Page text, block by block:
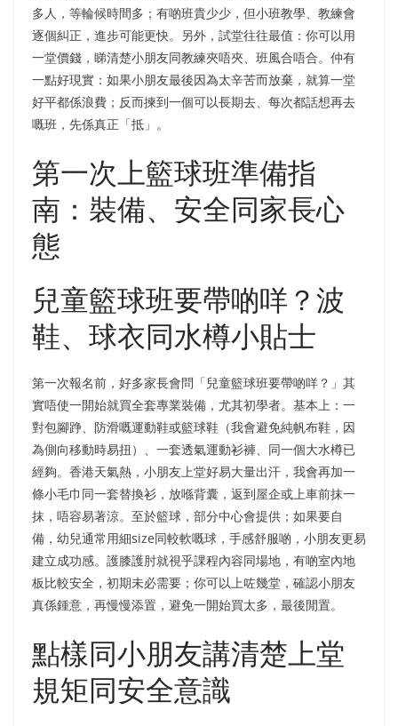
多人，等輪候時間多；有啲班貴少少，但小班教學、教練會
逐個糾正，進步可能更快。另外，試堂往往最值：你可以用
一堂價錢，睇清楚小朋友同教練夾唔夾、班風合唔合。仲有
一點好現實：如果小朋友最後因為太辛苦而放棄，就算一堂
好平都係浪費；反而揀到一個可以長期去、每次都話想再去
嘅班，先係真正「抵」。
第一次上籃球班準備指
南：裝備、安全同家長心
態
兒童籃球班要帶啲咩？波
鞋、球衣同水樽小貼士
第一次報名前，好多家長會問「兒童籃球班要帶啲咩？」其
實唔使一開始就買全套專業裝備，尤其初學者。基本上：一
對包腳踭、防滑嘅運動鞋或籃球鞋（我會避免純帆布鞋，因
為側向移動時易扭）、一套透氣運動衫褲、同一個大水樽已
經夠。香港天氣熱，小朋友上堂好易大量出汗，我會再加一
條小毛巾同一套替換衫，放喺背囊，返到屋企或上車前抹一
抹，唔容易著涼。至於籃球，部分中心會提供；如果要自
備，幼兒通常用細size同較軟嘅球，手感舒服啲，小朋友更易
建立成功感。護膝護肘就視乎課程內容同場地，有啲室內地
板比較安全，初期未必需要；你可以上咗幾堂，確認小朋友
真係鍾意，再慢慢添置，避免一開始買太多，最後閒置。
點樣同小朋友講清楚上堂
規矩同安全意識